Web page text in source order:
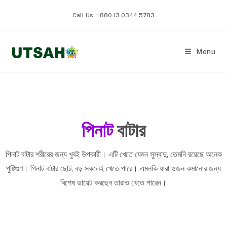
Call Us: +880 13 0344 5783
Menu
পিনাটবাটার
পিনাট বাটার শরীরের জন্য খুবই উপকারী। এটি খেতে যেমন সুস্বাদু, তেমনি রয়েছে অনেক
পুষ্টিগুণ। পিনাট বাটার ছোট, বড় সকলেই খেতে পারে। এমনকি যারা ওজন কমানোর জন্য
বিশেষ ডায়েট করছেন তারাও খেতে পারেন।